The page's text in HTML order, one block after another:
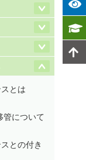
とは
管について
との付き